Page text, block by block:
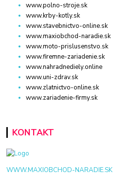
www.polno-stroje.sk
www.krby-kotly.sk
www.stavebnictvo-online.sk
www.maxiobchod-naradie.sk
www.moto-prislusenstvo.sk
www.firemne-zariadenie.sk
www.nahradnediely.online
www.uni-zdrav.sk
www.zlatnictvo-online.sk
www.zariadenie-firmy.sk
KONTAKT
WWW.MAXIOBCHOD-NARADIE.SK